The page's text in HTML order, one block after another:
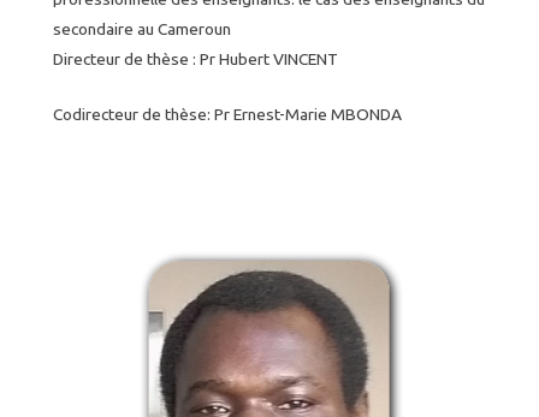
secondaire au Cameroun
Directeur de thèse : Pr Hubert VINCENT
Codirecteur de thèse: Pr Ernest-Marie MBONDA